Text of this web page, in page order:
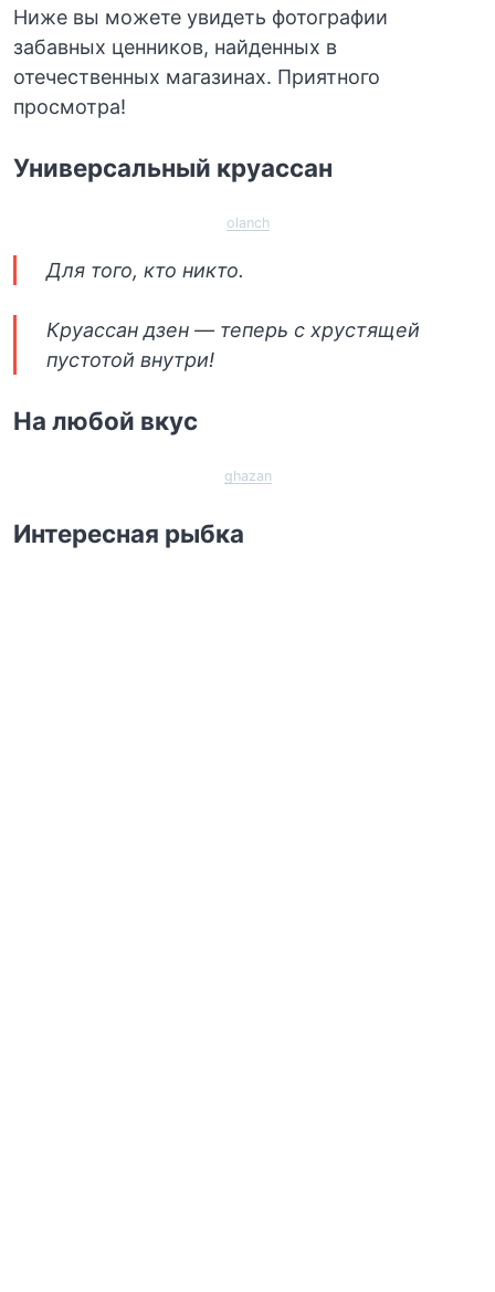
Ниже вы можете увидеть фотографии
забавных ценников, найденных в
отечественных магазинах. Приятного
просмотра!
Универсальный круассан
olanch
Для того, кто никто.
Круассан дзен — теперь с хрустящей
пустотой внутри!
На любой вкус
ghazan
Интересная рыбка⁠⁠